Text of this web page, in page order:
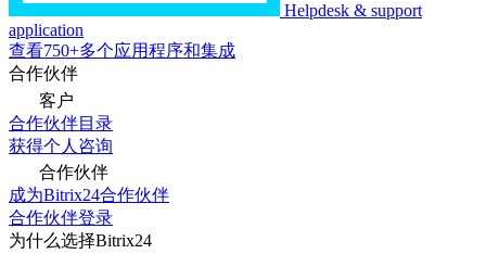
Helpdesk & support
application
查看750+多个应用程序和集成
合作伙伴
客户
合作伙伴目录
获得个人咨询
合作伙伴
成为Bitrix24合作伙伴
合作伙伴登录
为什么选择Bitrix24